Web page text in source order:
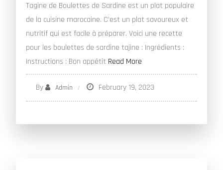
Tagine de Boulettes de Sardine est un plat populaire
de la cuisine marocaine. C’est un plat savoureux et
nutritif qui est facile à préparer. Voici une recette
pour les boulettes de sardine tajine : Ingrédients :
Instructions : Bon appétit Read More
By Admin February 19, 2023